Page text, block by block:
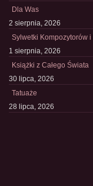
Dla Was
2 sierpnia, 2026
Sylwetki Kompozytorów i
1 sierpnia, 2026
Książki z Całego Świata
30 lipca, 2026
Tatuaże
28 lipca, 2026